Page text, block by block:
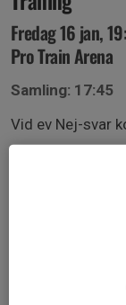
Fredag 16 jan,
Pro Train Arena
Samling: 17:45
Vid ev Nej-svar